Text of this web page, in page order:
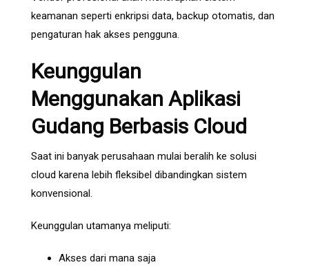
keamanan seperti enkripsi data, backup otomatis, dan
pengaturan hak akses pengguna.
Keunggulan
Menggunakan Aplikasi
Gudang Berbasis Cloud
Saat ini banyak perusahaan mulai beralih ke solusi
cloud karena lebih fleksibel dibandingkan sistem
konvensional.
Keunggulan utamanya meliputi:
Akses dari mana saja